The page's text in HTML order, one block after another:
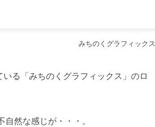
みちのくグラフィックス
る「みちのくグラフィックス」のロ
然な感じが・・・。